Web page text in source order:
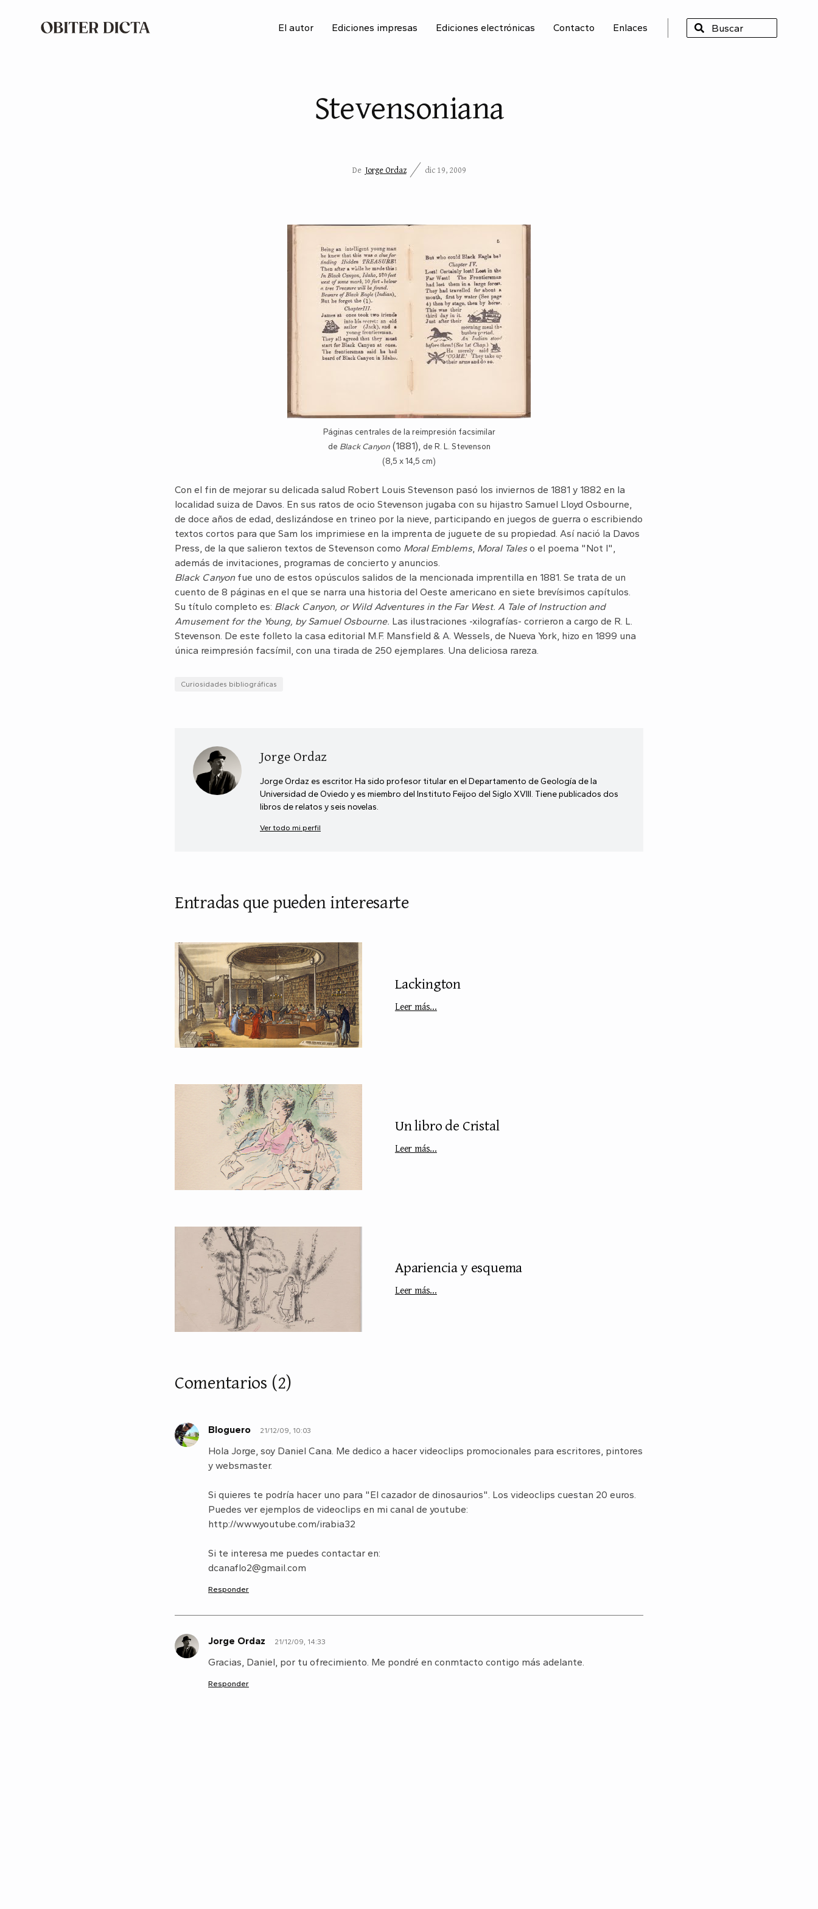
El autor Ediciones impresas Ediciones electrónicas Contacto Enlaces
BUSCAR
Stevensoniana
De Jorge Ordaz dic 19, 2009
Páginas centrales de la reimpresión facsimilar
de Black Canyon(1881), de R. L. Stevenson
(8,5 x 14,5 cm)
Con el fin de mejorar su delicada salud Robert Louis Stevenson pasó los inviernos de 1881 y 1882 en la
localidad suiza de Davos. En sus ratos de ocio Stevenson jugaba con su hijastro Samuel Lloyd Osbourne,
de doce años de edad, deslizándose en trineo por la nieve, participando en juegos de guerra o escribiendo
textos cortos para que Sam los imprimiese en la imprenta de juguete de su propiedad. Así nació la Davos
Press, de la que salieron textos de Stevenson como Moral Emblems, Moral Taleso el poema "Not I",
además de invitaciones, programas de concierto y anuncios.
Black Canyon fue uno de estos opúsculos salidos de la mencionada imprentilla en 1881. Se trata de un
cuento de 8 páginas en el que se narra una historia del Oeste americano en siete brevísimos capítulos.
Su título completo es: Black Canyon, or Wild Adventures in the Far West. A Tale of Instruction and
Amusement for the Young, by Samuel Osbourne. Las ilustraciones -xilografías- corrieron a cargo de R. L.
Stevenson. De este folleto la casa editorial M.F. Mansfield & A. Wessels, de Nueva York, hizo en 1899 una
única reimpresión facsímil, con una tirada de 250 ejemplares. Una deliciosa rareza.
Curiosidades bibliográficas
Jorge Ordaz
Jorge Ordaz es escritor. Ha sido profesor titular en el Departamento de Geología de la
Universidad de Oviedo y es miembro del Instituto Feijoo del Siglo XVIII. Tiene publicados dos
libros de relatos y seis novelas.
Ver todo mi perfil
Entradas que pueden interesarte
Lackington
Leer más...
Un libro de Cristal
Leer más...
Apariencia y esquema
Leer más...
Comentarios (2)
B Bloguero 21/12/09, 10:03
Hola Jorge, soy Daniel Cana. Me dedico a hacer videoclips promocionales para escritores, pintores
y websmaster.
Si quieres te podría hacer uno para "El cazador de dinosaurios". Los videoclips cuestan 20 euros.
Puedes ver ejemplos de videoclips en mi canal de youtube:
http://www.youtube.com/irabia32
Si te interesa me puedes contactar en:
dcanaflo2@gmail.com
Responder
J Jorge Ordaz 21/12/09, 14:33
Gracias, Daniel, por tu ofrecimiento. Me pondré en conmtacto contigo más adelante.
Responder